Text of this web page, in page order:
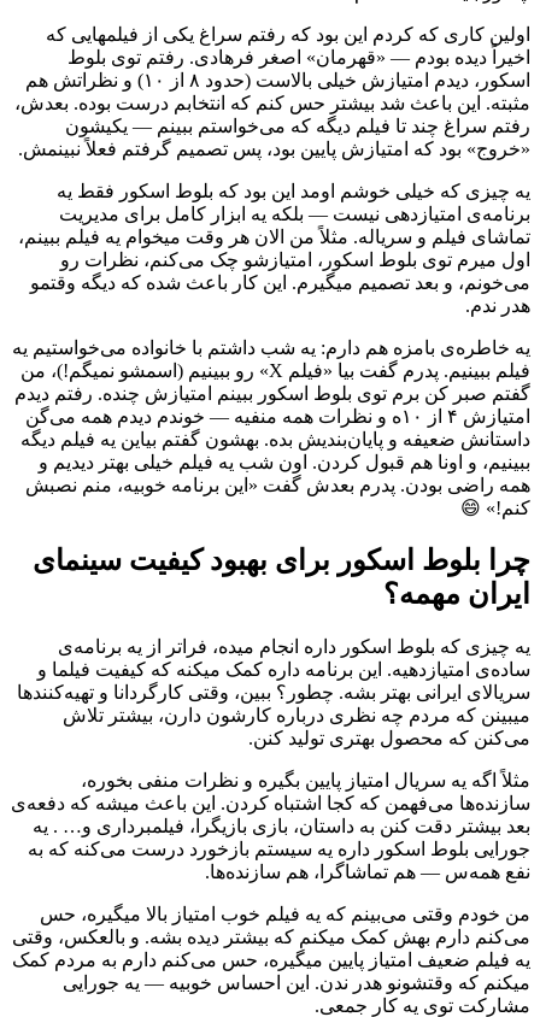
اولین کاری که کردم این بود که رفتم سراغ یکی از فیلمهایی که
اخیراً دیده بودم — «قهرمان» اصغر فرهادی. رفتم توی بلوط
اسکور، دیدم امتیازش خیلی بالاست (حدود ۸ از ۱۰) و نظراتش هم
مثبته. این باعث شد بیشتر حس کنم که انتخابم درست بوده. بعدش،
رفتم سراغ چند تا فیلم دیگه که می‌خواستم ببینم — یکیشون
«خروج» بود که امتیازش پایین بود، پس تصمیم گرفتم فعلاً نبینمش.
یه چیزی که خیلی خوشم اومد این بود که بلوط اسکور فقط یه
برنامه‌ی امتیازدهی نیست — بلکه یه ابزار کامل برای مدیریت
تماشای فیلم و سریاله. مثلاً من الان هر وقت میخوام یه فیلم ببینم،
اول میرم توی بلوط اسکور، امتیازشو چک می‌کنم، نظرات رو
می‌خونم، و بعد تصمیم میگیرم. این کار باعث شده که دیگه وقتمو
هدر ندم.
یه خاطره‌ی بامزه هم دارم: یه شب داشتم با خانواده می‌خواستیم یه
فیلم ببینیم. پدرم گفت بیا «فیلم X» رو ببینیم (اسمشو نمیگم!)، من
گفتم صبر کن برم توی بلوط اسکور ببینم امتیازش چنده. رفتم دیدم
امتیازش ۴ از ۱۰ه و نظرات همه منفیه — خوندم دیدم همه می‌گن
داستانش ضعیفه و پایان‌بندیش بده. بهشون گفتم بیاین یه فیلم دیگه
ببینیم، و اونا هم قبول کردن. اون شب یه فیلم خیلی بهتر دیدیم و
همه راضی بودن. پدرم بعدش گفت «این برنامه خوبیه، منم نصبش
کنم!» 😄
چرا بلوط اسکور برای بهبود کیفیت سینمای
ایران مهمه؟
یه چیزی که بلوط اسکور داره انجام میده، فراتر از یه برنامه‌ی
ساده‌ی امتیازدهیه. این برنامه داره کمک میکنه که کیفیت فیلما و
سریالای ایرانی بهتر بشه. چطور؟ ببین، وقتی کارگردانا و تهیه‌کنندها
میبینن که مردم چه نظری درباره کارشون دارن، بیشتر تلاش
می‌کنن که محصول بهتری تولید کنن.
مثلاً اگه یه سریال امتیاز پایین بگیره و نظرات منفی بخوره،
سازنده‌ها می‌فهمن که کجا اشتباه کردن. این باعث میشه که دفعه‌ی
بعد بیشتر دقت کنن به داستان، بازی بازیگرا، فیلمبرداری و… . یه
جورایی بلوط اسکور داره یه سیستم بازخورد درست می‌کنه که به
نفع همه‌س — هم تماشاگرا، هم سازنده‌ها.
من خودم وقتی می‌بینم که یه فیلم خوب امتیاز بالا میگیره، حس
می‌کنم دارم بهش کمک میکنم که بیشتر دیده بشه. و بالعکس، وقتی
یه فیلم ضعیف امتیاز پایین میگیره، حس می‌کنم دارم به مردم کمک
میکنم که وقتشونو هدر ندن. این احساس خوبیه — یه جورایی
مشارکت توی یه کار جمعی.